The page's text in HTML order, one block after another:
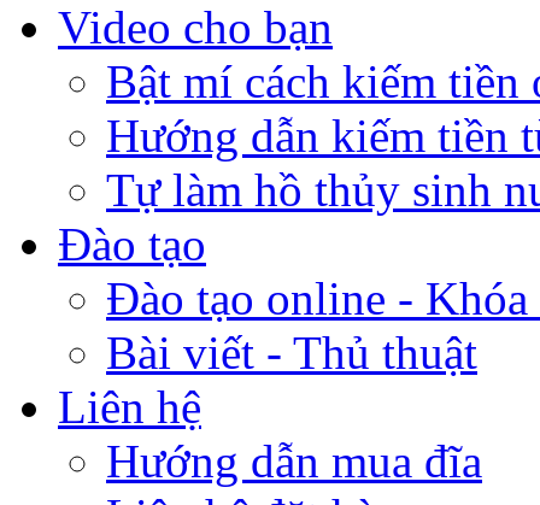
Video cho bạn
Bật mí cách kiếm tiền
Hướng dẫn kiếm tiền
Tự làm hồ thủy sinh
Đào tạo
Đào tạo online -
Bài viết - Thủ thuật
Liên hệ
Hướng dẫn mua đĩa